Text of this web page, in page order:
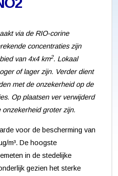
via de RIO-corine
concentraties zijn
van 4x4 km2. Lokaal
of lager zijn. Verder dient
met de onzekerheid op de
Op plaatsen ver verwijderd
groter zijn.
voor de bescherming van
m³. De hoogste
in de stedelijke
gezien het sterke